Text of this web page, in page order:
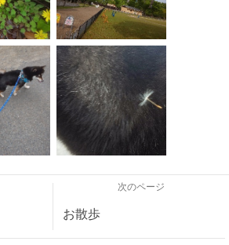
次のページ
お散歩